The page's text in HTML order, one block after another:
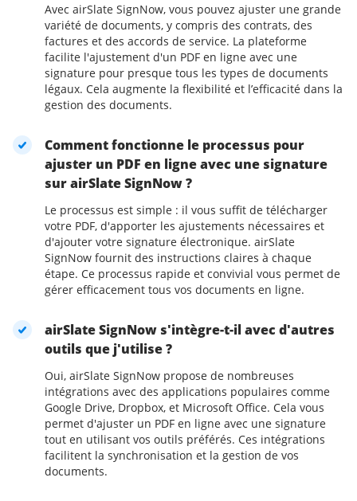
Avec airSlate SignNow, vous pouvez ajuster une grande
variété de documents, y compris des contrats, des
factures et des accords de service. La plateforme
facilite l'ajustement d'un PDF en ligne avec une
signature pour presque tous les types de documents
légaux. Cela augmente la flexibilité et l’efficacité dans la
gestion des documents.
Comment fonctionne le processus pour
ajuster un PDF en ligne avec une signature
sur airSlate SignNow ?
Le processus est simple : il vous suffit de télécharger
votre PDF, d'apporter les ajustements nécessaires et
d'ajouter votre signature électronique. airSlate
SignNow fournit des instructions claires à chaque
étape. Ce processus rapide et convivial vous permet de
gérer efficacement tous vos documents en ligne.
airSlate SignNow s'intègre-t-il avec d'autres
outils que j'utilise ?
Oui, airSlate SignNow propose de nombreuses
intégrations avec des applications populaires comme
Google Drive, Dropbox, et Microsoft Office. Cela vous
permet d'ajuster un PDF en ligne avec une signature
tout en utilisant vos outils préférés. Ces intégrations
facilitent la synchronisation et la gestion de vos
documents.